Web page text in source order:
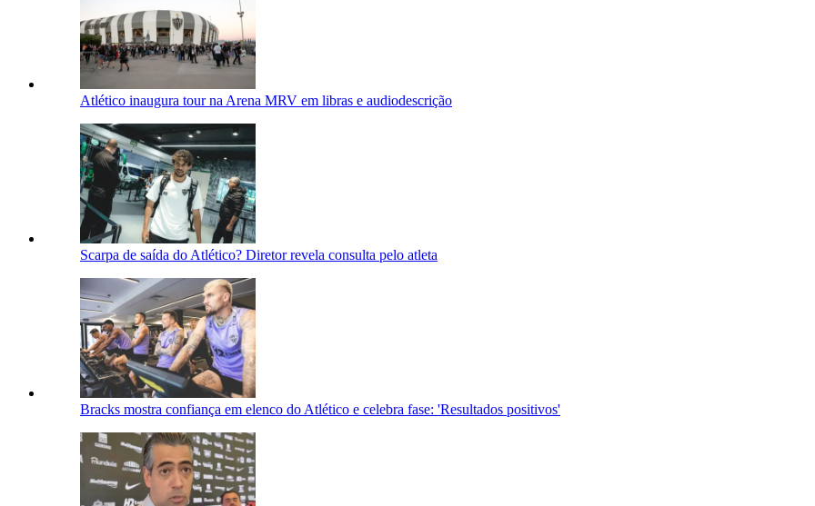
Atlético inaugura tour na Arena MRV em libras e audiodescrição
Scarpa de saída do Atlético? Diretor revela consulta pelo atleta
Bracks mostra confiança em elenco do Atlético e celebra fase: 'Resultados positivos'